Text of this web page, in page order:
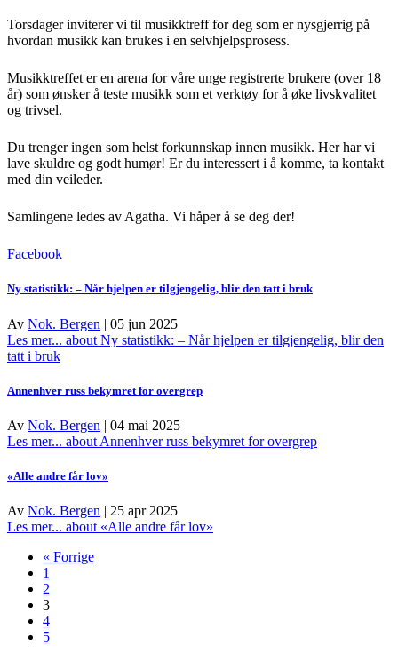
Torsdager inviterer vi til musikktreff for deg som er nysgjerrig på
hvordan musikk kan brukes i en selvhjelpsprosess.
Musikktreffet er en arena for våre unge registrerte brukere (over 18
år) som ønsker å teste musikk som et verktøy for å øke livskvalitet
og trivsel.
Du trenger ingen som helst forkunnskap innen musikk. Her har vi
lave skuldre og godt humør! Er du interessert i å komme, ta kontakt
med din veileder.
Samlingene ledes av Agatha. Vi håper å se deg der!
Facebook
Ny statistikk: – Når hjelpen er tilgjengelig, blir den tatt i bruk
Av Nok. Bergen | 05 jun 2025
Les mer... about Ny statistikk: – Når hjelpen er tilgjengelig, blir den
tatt i bruk
Annenhver russ bekymret for overgrep
Av Nok. Bergen | 04 mai 2025
Les mer... about Annenhver russ bekymret for overgrep
«Alle andre får lov»
Av Nok. Bergen | 25 apr 2025
Les mer... about «Alle andre får lov»
« Forrige
1
2
3
4
5